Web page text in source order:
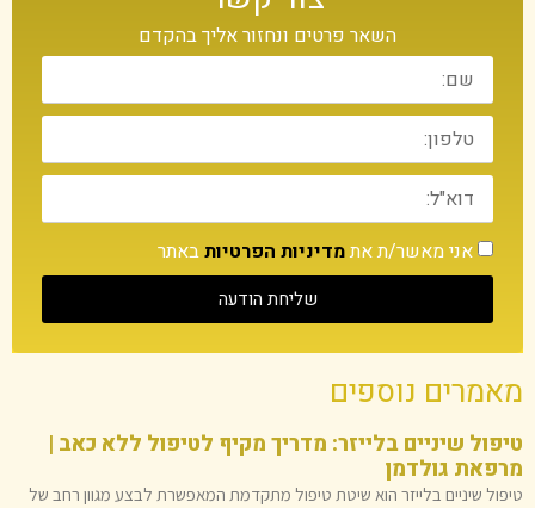
השאר פרטים ונחזור אליך בהקדם
אני מאשר/ת אתמדיניות הפרטיותבאתר
שליחת הודעה
מאמרים נוספים
טיפול שיניים בלייזר: מדריך מקיף לטיפול ללא כאב |
מרפאת גולדמן
טיפול שיניים בלייזר הוא שיטת טיפול מתקדמת המאפשרת לבצע מגוון רחב של